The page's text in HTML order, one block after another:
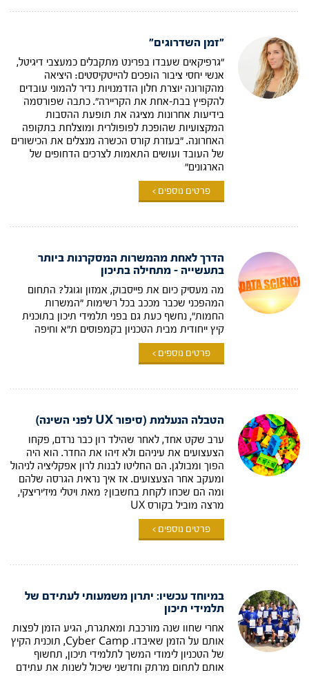
"זמן השדרוגים"
"גרפיקאים שעבדו בפרינט מתקבלים כמעצבי דיגיטל,
אנשי יחסי ציבור הופכים להייטקיסטים: היציאה
מהקורונה יוצרת חלון הזדמנויות נדיר להמוני עובדים
להקפיץ בבת-אחת את הקריירה". כתבה שפורסמה
בידיעות אחרונות מציגה את תופעת ההסבות
המקצועיות שהופכת לפופולרית ומוצלחת בתקופה
האחרונה. "בעזרת קורס הכשרה מנצלים את הכישורים
של העובד ועושים התאמות לצרכים הדחופים של
הארגונים"
פרטים נוספים >
הדרך לאחת מהמשרות המסקרנות ביותר
בתעשייה – מתחילה בתיכון
מה מעסיק כיום את פייסבוק, אמזון וגוגל? התחום
המהפכני שכבר מככב בכל רשימות "המשרות
החמות", נחשף כעת גם בפני תלמידי תיכון בתוכנית
קיץ ייחודית מבית הטכניון בקמפוסים ת"א וחיפה
פרטים נוספים >
הטבלה הנעלמת (סיפור UX לפני השינה)
ערב שקט אחד, לאחר שהילד רון כבר נרדם, פקחו
הצעצועים את עיניהם ולא זיהו את החדר. הוא היה
הפוך ומבולגן. הם החליטו לבנות לרון אפקליציה לניהול
ומעקב אחר הצעצועים. אז איך נראית הגרסה שלהם
ומה הם שכחו לקחת בחשבון? מאת ויטלי מיז'יריצקי,
מרצה מוביל בקורס UX
פרטים נוספים >
במיוחד עכשיו: יתרון משמעותי לעתידם של
תלמידי תיכון
אחרי שחוו שנה מורכבת ומאתגרת, הגיע הזמן לפצות
אותם על הזמן שאיבדו. Cyber Camp, תוכנית הקיץ
של הטכניון לימודי המשך לתלמידי תיכון, תחשוף
אותם לתחום מרתק וחדשני שיכול לשנות את עתידם